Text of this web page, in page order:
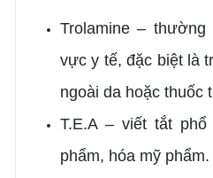
Trolamine –
vực y tế, đặc biệt là
ngoài da hoặc thuốc
T.E.A – viết tắt
phẩm, hóa mỹ phẩm.